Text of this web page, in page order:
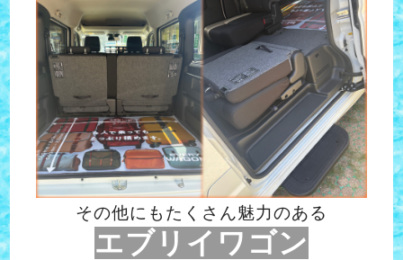
その他にもたくさん魅力のある
エブリイワゴン